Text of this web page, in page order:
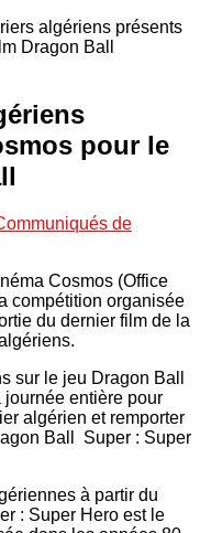
algériens présents
Dragon Ball
pour le
de
Cosmos (Office
compétition organisée
du dernier film de la
sur le jeu Dragon Ball
journée entière pour
algérien et remporter
Ball Super : Super
à partir du
: Super Hero est le